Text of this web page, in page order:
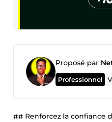
Proposé par
Professionnel
## Renforcez la confiance